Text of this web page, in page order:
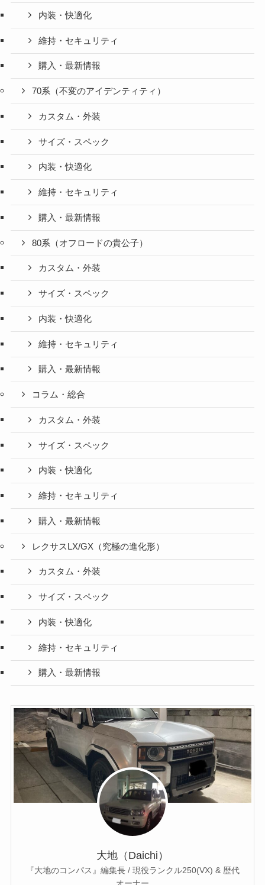
内装・快適化
維持・セキュリティ
購入・最新情報
70系（不変のアイデンティティ）
カスタム・外装
サイズ・スペック
内装・快適化
維持・セキュリティ
購入・最新情報
80系（オフロードの貴公子）
カスタム・外装
サイズ・スペック
内装・快適化
維持・セキュリティ
購入・最新情報
コラム・総合
カスタム・外装
サイズ・スペック
内装・快適化
維持・セキュリティ
購入・最新情報
レクサスLX/GX（究極の進化形）
カスタム・外装
サイズ・スペック
内装・快適化
維持・セキュリティ
購入・最新情報
大地（Daichi）
『大地のコンパス』編集長 / 現役ランクル250(VX) & 歴代